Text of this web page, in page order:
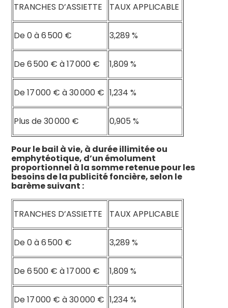
TRANCHES D’ASSIETTE TAUX APPLICABLE
De 0 à 6 500 € 3,289 %
De 6 500 € à 17 000 € 1,809 %
De 17 000 € à 30 000 € 1,234 %
Plus de 30 000 € 0,905 %
Pour le bail à vie, à durée illimitée ou
emphytéotique, d’un émolument
proportionnel à la somme retenue pour les
besoins de la publicité foncière, selon le
barème suivant :
TRANCHES D’ASSIETTE TAUX APPLICABLE
De 0 à 6 500 € 3,289 %
De 6 500 € à 17 000 € 1,809 %
De 17 000 € à 30 000 € 1,234 %